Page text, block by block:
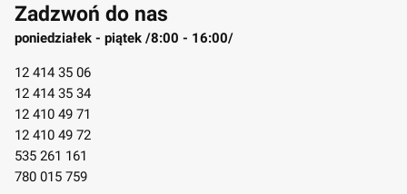
Zadzwoń do nas
poniedziałek - piątek /8:00 - 16:00/
12 414 35 06
12 414 35 34
12 410 49 71
12 410 49 72
535 261 161
780 015 759